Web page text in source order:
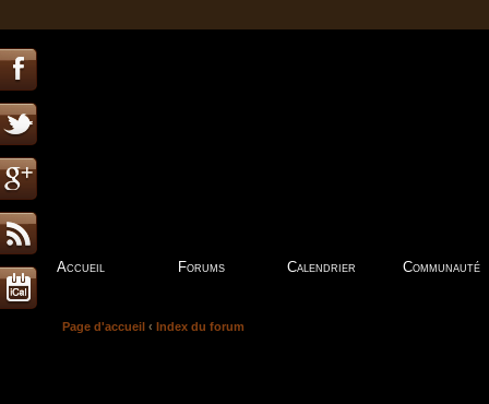
Accueil Forums Calendrier Communauté
Page d'accueil ‹ Index du forum